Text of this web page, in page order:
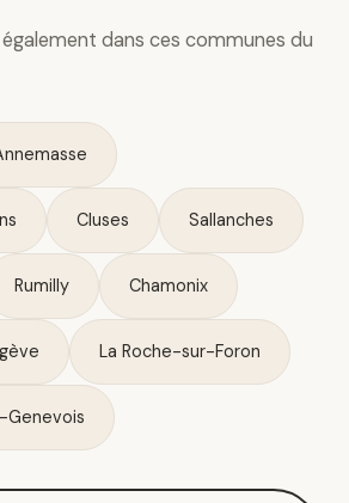
dans ces communes du
Cluses Sallanches
Rumilly Chamonix
La Roche-sur-Foron